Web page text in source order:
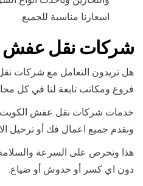
اسعارنا مناسبة للجميع.
شركات نقل عفش
هل تريدون التعامل مع شركات
فروع ومكاتب تابعة لنا في كل
ونقدم جميع اعمال فك أو ترحيل
هذا ونحرص على السرعة
دون اي كسر أو خدوش أو ضياع.